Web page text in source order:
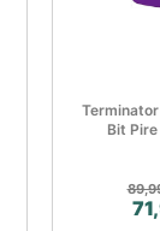
Bit Pire